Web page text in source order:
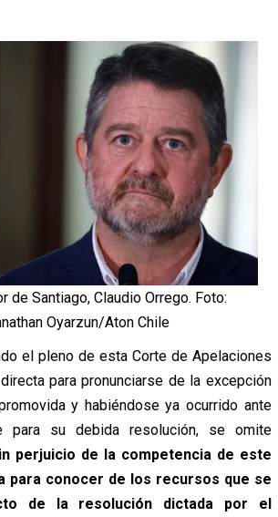
de Santiago, Claudio Orrego. Foto:
Oyarzun/Aton Chile
el pleno de esta Corte de Apelaciones
para pronunciarse de la excepción
y habiéndose ya ocurrido ante
para su debida resolución, se omite
perjuicio de la competencia de este
para conocer de los recursos que se
de la resolución dictada por el